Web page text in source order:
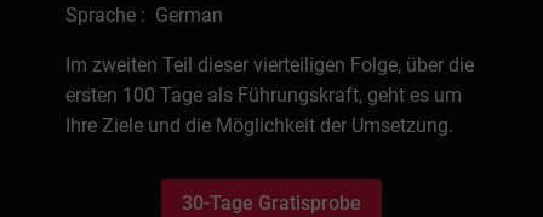
Sprache : German
Im zweiten Teil dieser vierteiligen Folge, über die
ersten 100 Tage als Führungskraft, geht es um
Ihre Ziele und die Möglichkeit der Umsetzung.
30-Tage Gratisprobe